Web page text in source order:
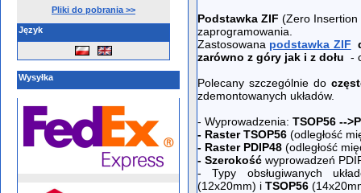
Pliki do pobrania >>
Język
Wysyłka
Podstawka ZIF (Zero
zaprogramowania.
Zastosowana podstawka ZIF
zarówno z góry jak i z dołu -
Polecany szczególnie do
zdemontowanych układów.
- Wyprowadzenia: TSOP56 --
- Raster TSOP56 (odległość
- Raster PDIP48 (odległość
- Szerokość wyprowadzeń
- Typy obsługiwanych
(12x20mm) i TSOP56